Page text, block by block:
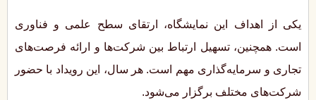
یکی از اهداف این نمایشگاه، ارتقای سطح علمی و فناوری
است. همچنین، تسهیل ارتباط بین شرکت‌ها و ارائه فرصت‌های
تجاری و سرمایه‌گذاری مهم است. هر سال، این رویداد با حضور
شرکت‌های مختلف برگزار می‌شود.